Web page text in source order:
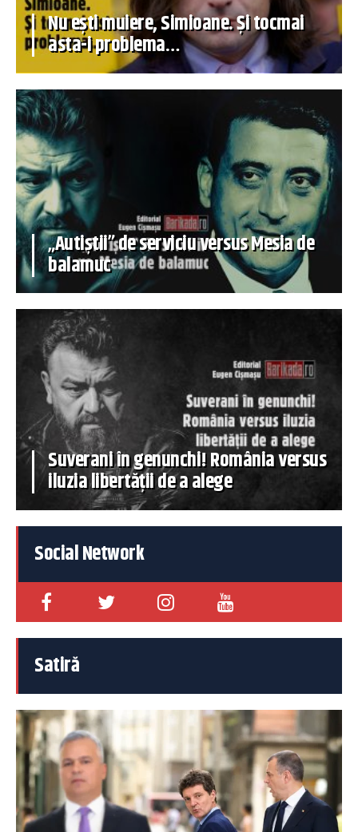
Nu ești muiere, Simioane. Și tocmai
asta-i problema…
„Autiștii” de serviciu versus Mesia de
balamuc
Suverani în genunchi! România versus
iluzia libertății de a alege
Social Network
Satiră